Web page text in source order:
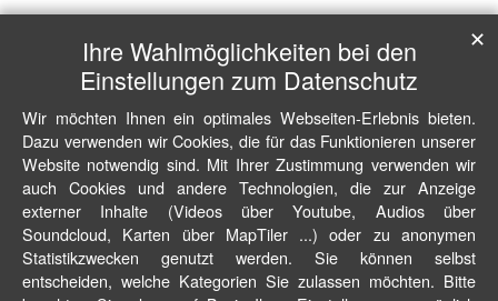
Ihre Wahlmöglichkeiten bei den
Einstellungen zum Datenschutz
Wir möchten Ihnen ein optimales Webseiten-Erlebnis bieten.
Dazu verwenden wir Cookies, die für das Funktionieren unserer
Website notwendig sind. Mit Ihrer Zustimmung verwenden wir
auch Cookies und andere Technologien, die zur Anzeige
externer Inhalte (Videos über Youtube, Audios über
Soundcloud, Karten über MapTiler ...) oder zu anonymen
Statistikzwecken genutzt werden. Sie können selbst
entscheiden, welche Kategorien Sie zulassen möchten. Bitte
✕